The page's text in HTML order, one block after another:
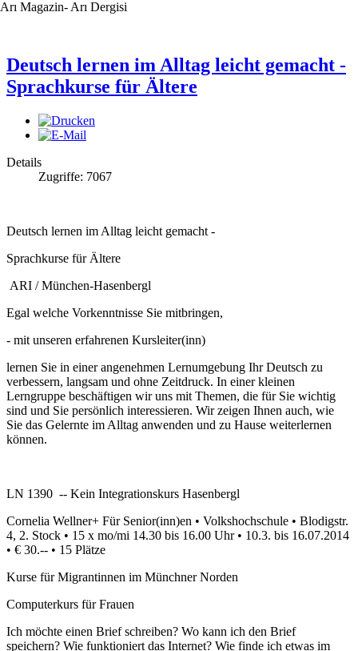
Arı Magazin- Arı Dergisi
Deutsch lernen im Alltag leicht gemacht -
Sprachkurse für Ältere
Details
Zugriffe: 7067
Deutsch lernen im Alltag leicht gemacht -
Sprachkurse für Ältere
ARI / München-Hasenbergl
Egal welche Vorkenntnisse Sie mitbringen,
- mit unseren erfahrenen Kursleiter(inn)
lernen Sie in einer angenehmen Lernumgebung Ihr Deutsch zu
verbessern, langsam und ohne Zeitdruck. In einer kleinen
Lerngruppe beschäftigen wir uns mit Themen, die für Sie wichtig
sind und Sie persönlich interessieren. Wir zeigen Ihnen auch, wie
Sie das Gelernte im Alltag anwenden und zu Hause weiterlernen
können.
LN 1390 -- Kein Integrationskurs Hasenbergl
Cornelia Wellner+ Für Senior(inn)en • Volkshochschule • Blodigstr.
4, 2. Stock • 15 x mo/mi 14.30 bis 16.00 Uhr • 10.3. bis 16.07.2014
• € 30.-- • 15 Plätze
Kurse für Migrantinnen im Münchner Norden
Computerkurs für Frauen
Ich möchte einen Brief schreiben? Wo kann ich den Brief
speichern? Wie funktioniert das Internet? Wie finde ich etwas im